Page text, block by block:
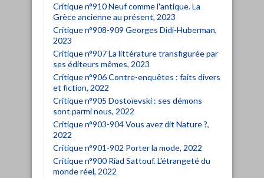
Critique n°910 Neuf comme l'antique. La
Grèce ancienne au présent, 2023
Critique n°908-909 Georges Didi-Huberman,
2023
Critique n°907 La littérature transfigurée par
ses éditeurs mêmes, 2023
Critique n°906 Contre-enquêtes : faits divers
et fiction, 2022
Critique n°905 Dostoïevski : ses démons
sont parmi nous, 2022
Critique n°903-904 Vous avez dit Nature ?,
2022
Critique n°901-902 Porter la mode, 2022
Critique n°900 Riad Sattouf. L'étrangeté du
monde réel, 2022